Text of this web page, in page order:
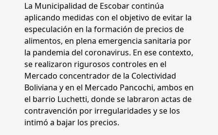
La Municipalidad de Escobar continúa
aplicando medidas con el objetivo de evitar la
especulación en la formación de precios de
alimentos, en plena emergencia sanitaria por
la pandemia del coronavirus. En ese contexto,
se realizaron rigurosos controles en el
Mercado concentrador de la Colectividad
Boliviana y en el Mercado Pancochi, ambos en
el barrio Luchetti, donde se labraron actas de
contravención por irregularidades y se los
intimó a bajar los precios.